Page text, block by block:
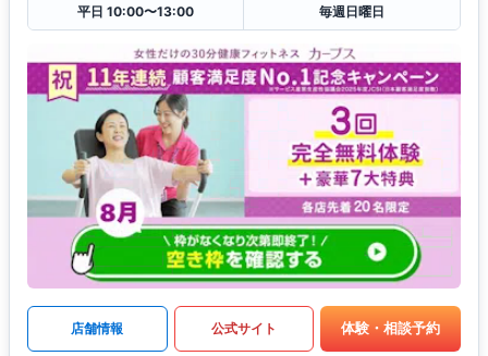
平日 10:00〜13:00
毎週日曜日
店舗情報 公式サイト 体験・相談予約